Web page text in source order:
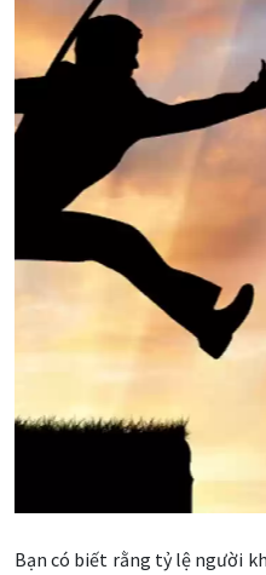
Bạn có biết rằng tỷ lệ người